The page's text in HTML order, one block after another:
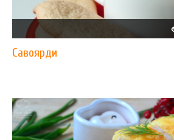
Савоярди